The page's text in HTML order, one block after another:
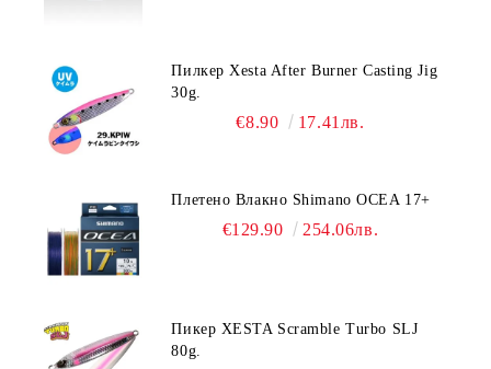
Пилкер Xesta After Burner Casting Jig
30g.
€8.90 17.41лв.
Плетено Влакно Shimano OCEA 17+
€129.90 254.06лв.
Пикер XESTA Scramble Turbo SLJ
80g.